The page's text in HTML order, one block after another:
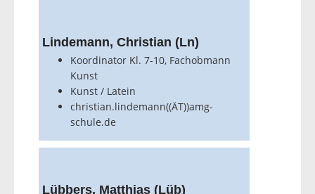
Lindemann, Christian (Ln)
Koordinator Kl. 7-10, Fachobmann
Kunst
Kunst / Latein
christian.lindemann((ÄT))amg-
schule.de
Lübbers, Matthias (Lüb)